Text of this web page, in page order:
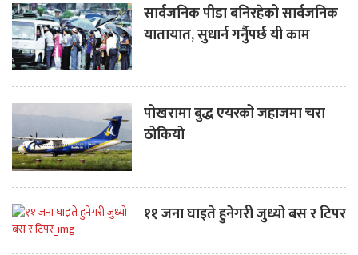
सार्वजनिक पीडा बनिरहेको सार्वजनिक
यातायात, सुधार्न गर्नुैपर्छ यी काम
पोखरामा बुद्ध एयरको जहाजमा चरा
ठोकियो
११ जना घाइते हुनेगरी जुध्यो बस र टिपर